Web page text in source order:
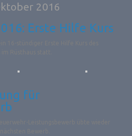
2016
Erste Hilfe Kurs
für